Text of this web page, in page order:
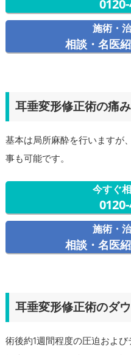
施術・
相談・名医
耳垂変形修正術の痛
基本は局所麻酔を行いますが
事も可能です。
今すぐ
施術・
相談・名医
耳垂変形修正術のダ
術後約1週間程度の圧迫および